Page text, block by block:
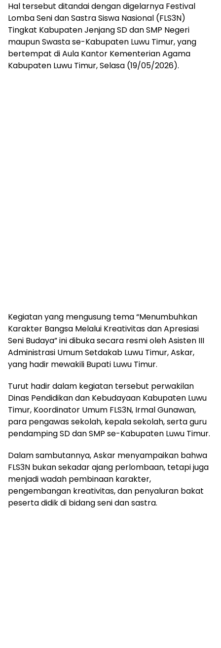
Hal tersebut ditandai dengan digelarnya Festival
Lomba Seni dan Sastra Siswa Nasional (FLS3N)
Tingkat Kabupaten Jenjang SD dan SMP Negeri
maupun Swasta se-Kabupaten Luwu Timur, yang
bertempat di Aula Kantor Kementerian Agama
Kabupaten Luwu Timur, Selasa (19/05/2026).
Kegiatan yang mengusung tema “Menumbuhkan
Karakter Bangsa Melalui Kreativitas dan Apresiasi
Seni Budaya” ini dibuka secara resmi oleh Asisten III
Administrasi Umum Setdakab Luwu Timur, Askar,
yang hadir mewakili Bupati Luwu Timur.
Turut hadir dalam kegiatan tersebut perwakilan
Dinas Pendidikan dan Kebudayaan Kabupaten Luwu
Timur, Koordinator Umum FLS3N, Irmal Gunawan,
para pengawas sekolah, kepala sekolah, serta guru
pendamping SD dan SMP se-Kabupaten Luwu Timur.
Dalam sambutannya, Askar menyampaikan bahwa
FLS3N bukan sekadar ajang perlombaan, tetapi juga
menjadi wadah pembinaan karakter,
pengembangan kreativitas, dan penyaluran bakat
peserta didik di bidang seni dan sastra.